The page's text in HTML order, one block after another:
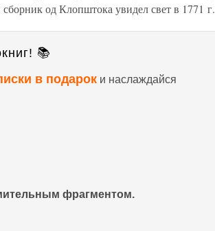
од Клопштока увидел свет в 1771 г.
📚
в подарок и наслаждайся
фрагментом.